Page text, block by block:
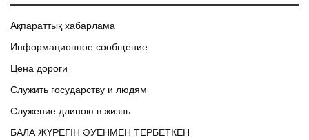
Ақпараттық хабарлама
Информационное сообщение
Цена дороги
Служить государству и людям
Служение длиною в жизнь
БАЛА ЖҮРЕГІН ӘУЕНМЕН ТЕРБЕТКЕН